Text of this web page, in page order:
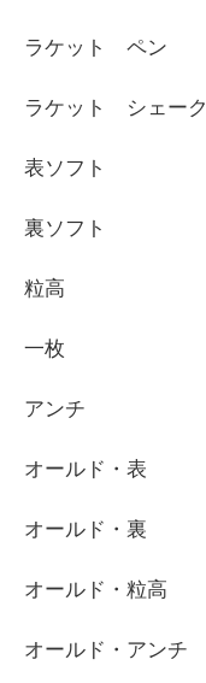
ラケット ペン
ラケット シェーク
表ソフト
裏ソフト
粒高
一枚
アンチ
オールド・表
オールド・裏
オールド・粒高
オールド・アンチ